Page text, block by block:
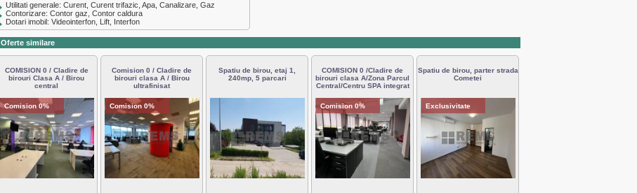
Utilitati generale: Curent, Curent trifazic, Apa, Canalizare, Gaz
Contorizare: Contor gaz, Contor caldura
Dotari imobil: Videointerfon, Lift, Interfon
Oferte similare
COMISION 0 / Cladire de
birouri Clasa A / Birou
central
Comision 0%
Comision 0 / Cladire de
birouri clasa A / Birou
ultrafinisat
Comision 0%
Spatiu de birou, etaj 1,
240mp, 5 parcari
COMISION 0 /Cladire de
birouri clasa A/Zona Parcul
Central/Centru SPA integrat
Comision 0%
Spatiu de birou, parter strada
Cometei
Exclusivitate